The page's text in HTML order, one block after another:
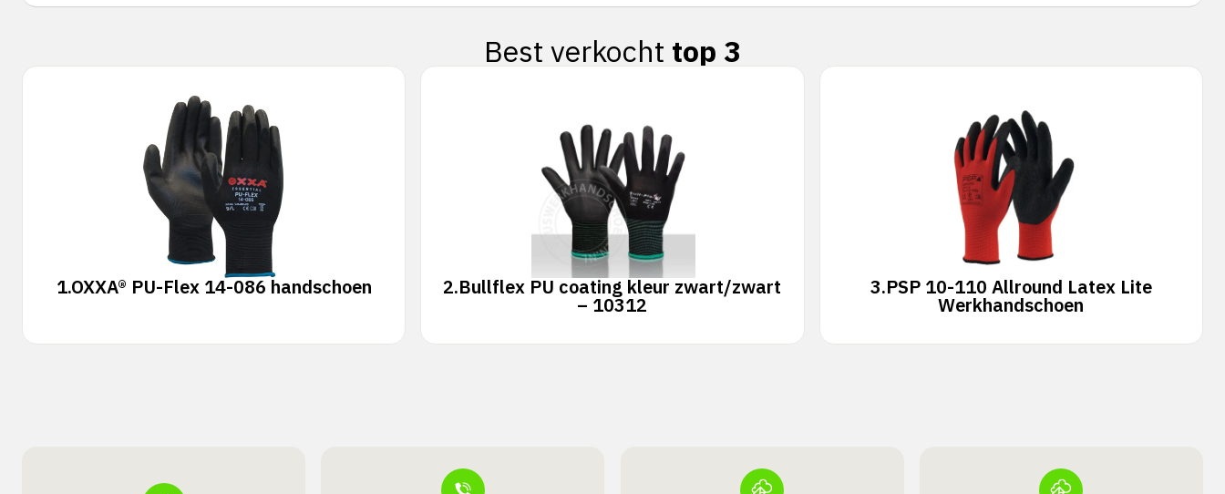
Best verkocht top 3
1.OXXA® PU-Flex 14-086 handschoen 2.Bullflex PU coating kleur zwart/zwart
– 10312
3.PSP 10-110 Allround Latex Lite
Werkhandschoen